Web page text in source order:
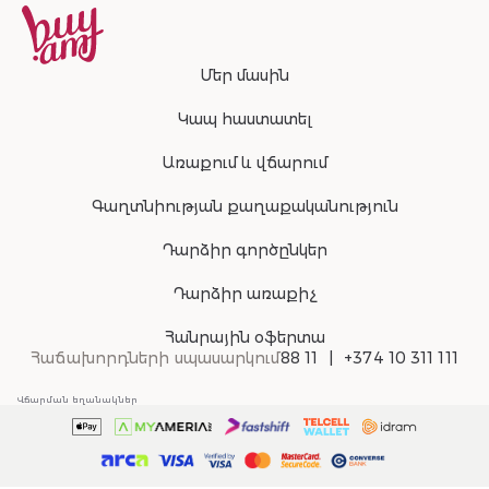
Մեր մասին
Կապ հաստատել
Առաքում և վճարում
Գաղտնիության քաղաքականություն
Դարձիր գործընկեր
Դարձիր առաքիչ
Հանրային օֆերտա
Հաճախորդների սպասարկում88 11 +374 10 311 111
Վճարման եղանակներ